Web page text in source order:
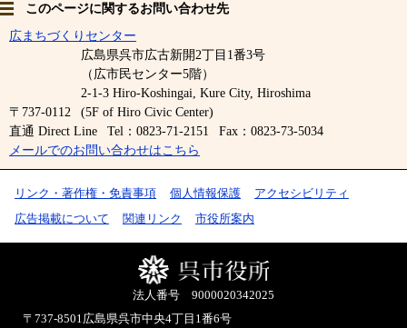
このページに関するお問い合わせ先
広まちづくりセンター
〒737-0112
広島県呉市広古新開2丁目1番3号
（広市民センター5階）
2-1-3 Hiro-Koshingai, Kure City, Hiroshima
(5F of Hiro Civic Center)
直通 Direct Line
Tel：0823-71-2151
Fax：0823-73-5034
メールでのお問い合わせはこちら
リンク・著作権・免責事項 個人情報保護
アクセシビリティ
広告掲載について
関連リンク 市役所案内
法人番号 9000020342025
〒737-8501広島県呉市中央4丁目1番6号